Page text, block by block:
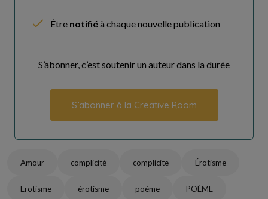
Être notifiéà chaque nouvelle publication
S’abonner, c’est soutenir un auteur dans la durée
S’abonner à la Creative Room
Amour complicité complicite Érotisme
Erotisme érotisme poéme POÈME